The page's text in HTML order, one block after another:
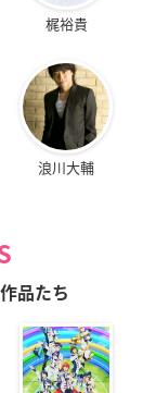
梶裕貴
浪川大輔
品たち